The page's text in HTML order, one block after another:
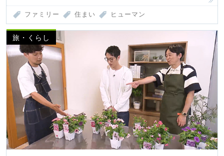
ファミリー 住まい ヒューマン
旅・くらし